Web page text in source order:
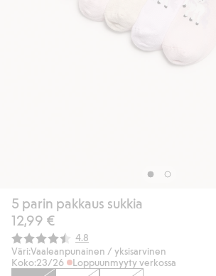
5 parin pakkaus sukkia
12,99 €
Keskimääräinen luokitus:
4.8
Väri:Vaaleanpunainen / yksisarvinen
Koko:23/26 Loppuunmyyty verkossa